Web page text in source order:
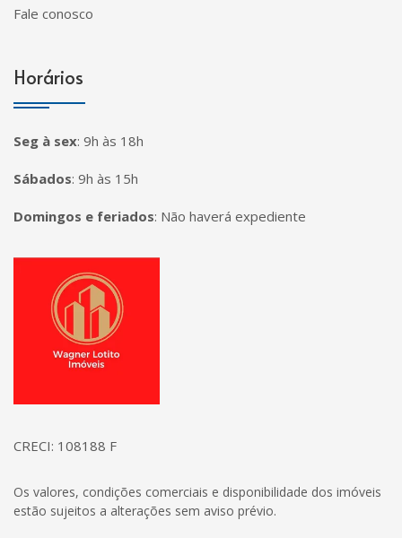
Fale conosco
Horários
Seg à sex: 9h às 18h
Sábados: 9h às 15h
Domingos e feriados: Não haverá expediente
Página inicial
CRECI: 108188 F
Os valores, condições comerciais e disponibilidade dos imóveis
estão sujeitos a alterações sem aviso prévio.